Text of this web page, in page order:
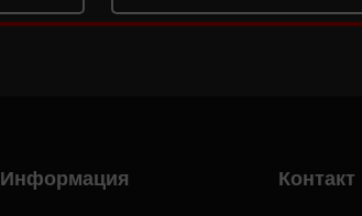
Информация Контакт